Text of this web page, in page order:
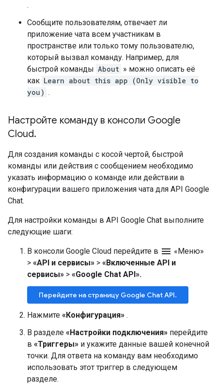
.
Сообщите пользователям, отвечает ли
приложение чата всем участникам в
пространстве или только тому пользователю,
который вызвал команду. Например, для
быстрой команды About » можно описать её
как Learn about this app (Only visible to
you) .
Настройте команду в консоли Google
Cloud.
Для создания команды с косой чертой, быстрой
команды или действия с сообщением необходимо
указать информацию о команде или действии в
конфигурации вашего приложения чата для API Google
Chat.
Для настройки команды в API Google Chat выполните
следующие шаги:
В консоли Google Cloud перейдите в menu «Меню»
> «API и сервисы» > «Включенные API и
сервисы» > «Google Chat API».
Перейдите на страницу Google Chat API.
Нажмите «Конфигурация» .
В разделе «Настройки подключения» перейдите
в «Триггеры» и укажите данные вашей конечной
точки. Для ответа на команду вам необходимо
использовать этот триггер в следующем
разделе.